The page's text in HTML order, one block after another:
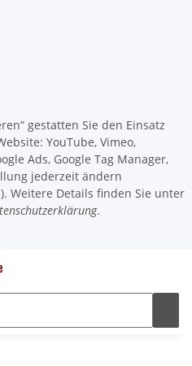
gestatten Sie den Einsatz
YouTube, Vimeo,
Ads, Google Tag Manager,
jederzeit ändern
Weitere Details finden Sie unter
.